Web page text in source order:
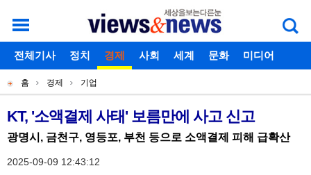
개
별
메
뉴
로그인 회원가입 아이디찾기 비밀번호찾기
주
메
뉴
전체기사 정치 경제 사회 세계 문화
미디어
현
재
위
치
홈 경제 기업
기
사
본
KT, '소액결제 사태' 보름만에 사고 신고
광명시, 금천구, 영등포, 부천 등으로 소액결제 피해 급확산
2025-09-09 12:43:12